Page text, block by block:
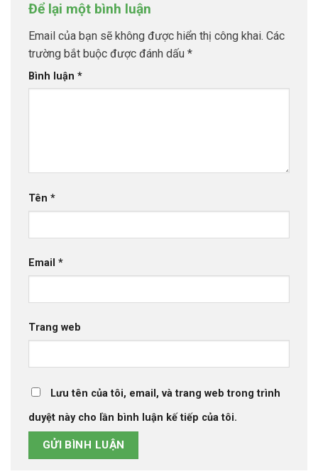
Để lại một bình luận
Email của bạn sẽ không được hiển thị công khai. Các
trường bắt buộc được đánh dấu *
Bình luận *
Tên *
Email *
Trang web
Lưu tên của tôi, email, và trang web trong trình
duyệt này cho lần bình luận kế tiếp của tôi.